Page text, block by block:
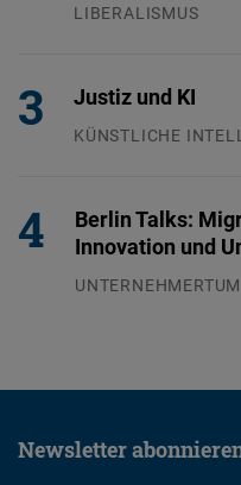
LIBERALISMUS
Justiz und KI
KÜNSTLICHE
Berlin Talks:
Innovation und
UNTERNEHMERTUM
Newsletter